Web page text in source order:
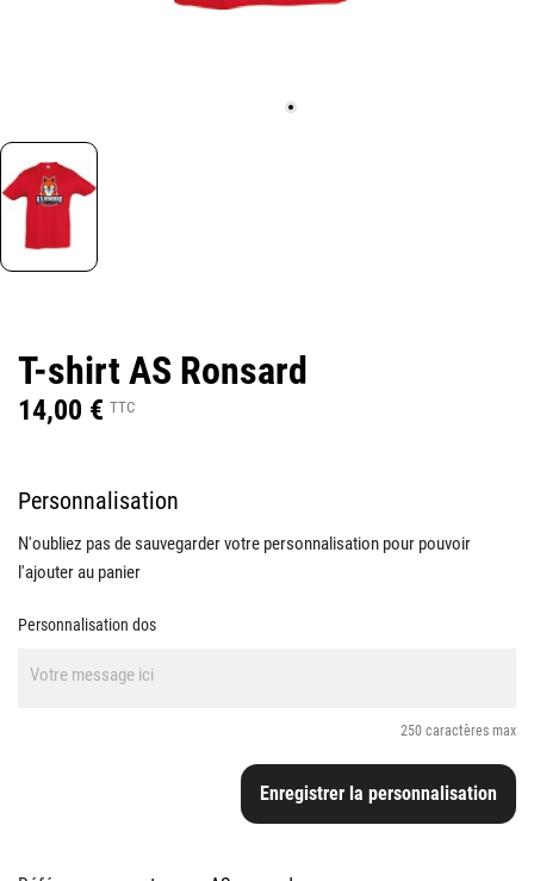
T-shirt AS Ronsard
14,00 € TTC
Personnalisation
N'oubliez pas de sauvegarder votre personnalisation pour pouvoir
l'ajouter au panier
Personnalisation dos
250 caractères max
Enregistrer la personnalisation